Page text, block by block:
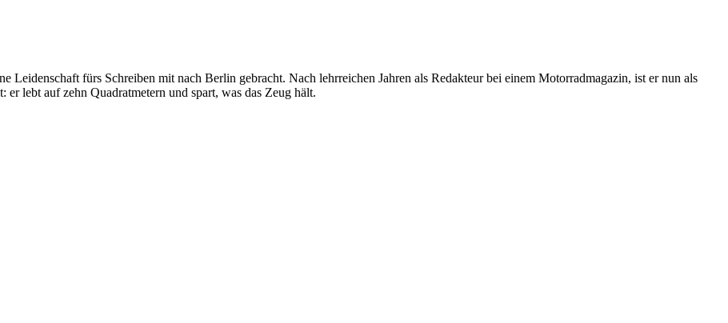
Leidenschaft fürs Schreiben mit nach Berlin gebracht. Nach lehrreichen Jahren als Redakteur bei einem Motorradmagazin, ist er nun als
lebt auf zehn Quadratmetern und spart, was das Zeug hält.